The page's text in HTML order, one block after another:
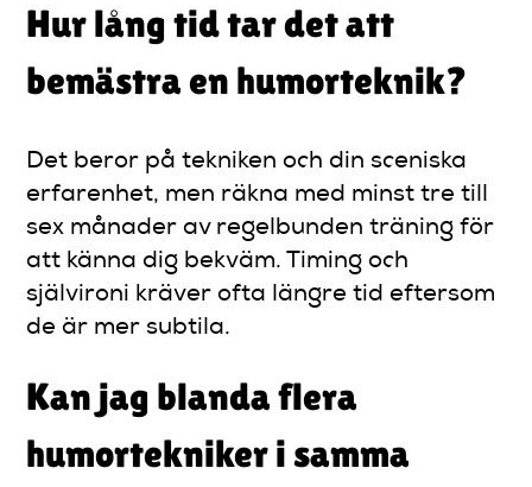
Hur lång tid tar det att
bemästra en humorteknik?
Det beror på tekniken och din sceniska
erfarenhet, men räkna med minst tre till
sex månader av regelbunden träning för
att känna dig bekväm. Timing och
självironi kräver ofta längre tid eftersom
de är mer subtila.
Kan jag blanda flera
humortekniker i samma